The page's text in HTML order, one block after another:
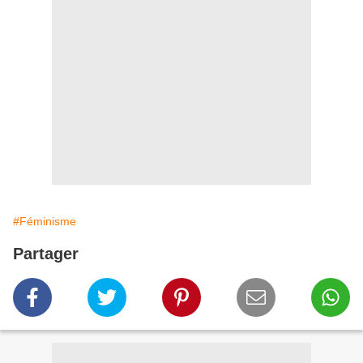
#Féminisme
Partager